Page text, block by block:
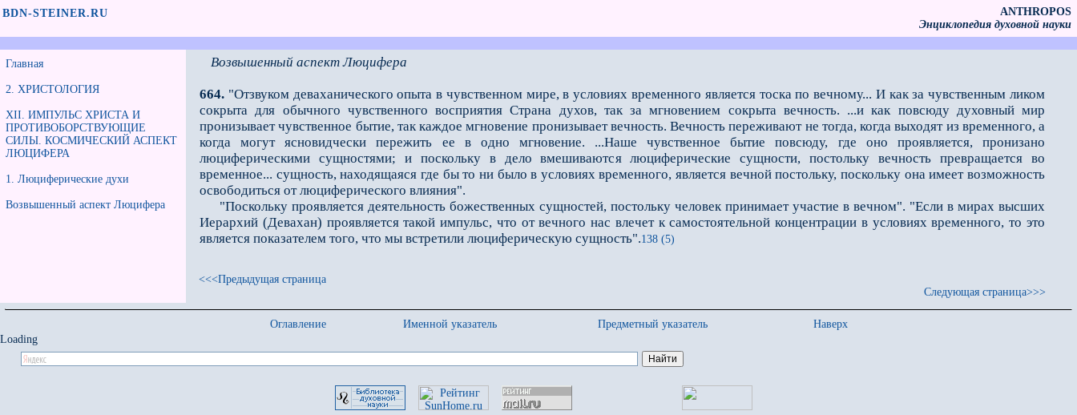
BDN-STEINER.RU
ANTHROPOS
Энциклопедия духовной науки
Главная
2. ХРИСТОЛОГИЯ
XII. ИМПУЛЬС ХРИСТА И
ПРОТИВОБОРСТВУЮЩИЕ
СИЛЫ. КОСМИЧЕСКИЙ АСПЕКТ
ЛЮЦИФЕРА
1. Люциферические духи
Возвышенный аспект Люцифера
Возвышенный аспект Люцифера
664. "Отзвуком деваханического опыта в чувственном мире, в условиях временного является тоска пo вечному... И как за чувственным ликом
сокрыта для обычного чувственного восприятия Страна духов, так за мгновением сокрыта вечность. ...и как повсюду духовный мир
пронизывает чувственное бытие, так каждое мгновение пронизывает вечность. Вечность переживают не тогда, когда выходят из времен­ного, а
когда могут ясновидчески пережить ее в одно мгновение. ...Наше чувственное бытие повсюду, где оно проявляется, пронизано
люциферическими сущностями; и поскольку в дело вмешиваются люциферические сущности, постольку вечность превращается во
временное... сущность, находящаяся где бы то ни было в условиях временного, является вечной постольку, поскольку она имеет возможность
освободи­ться от люциферического влияния".
"Поскольку проявляется деятельность божественных сущностей, постольку человек принимает участие в вечном". "Если в мирах высших
Иерархий (Девахан) проявляется такой импульс, что от вечного нас влечет к самостоятельной концентрации в условиях временного, то это
является показателем того, что мы встретили люциферическую сущность".138 (5)
<<<Предыдущая страница
Следующая страница>>>
Оглавление Именной указатель Предметный указатель
Наверх
Loading